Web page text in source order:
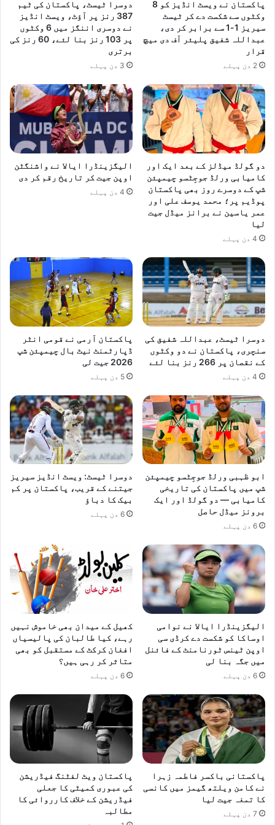
ٹ
ر
ا
ف
ی
پ
ہ
و
ن
ے
و
ل
ی
ش
ر
ت
ک
ے
ب
ا
ر
ے
م
ی
ں
گ
ا
ہ
ک
ی
پاکستان نے ویسٹ انڈیز کو 8
وکٹوں سے شکست دے کر ٹیسٹ
سیریز 1-1 سے برابر کر دی،
عبداللہ شفیق پلیئر آف دی میچ
قرار
2 دن پہلے
دوسرا ٹیسٹ، پاکستان کی ٹیم
387 رنز پر آؤٹ، ویسٹ انڈیز
نے دوسری اننگز میں 6 وکٹوں
پر 103 رنز بنا لئے، 60 رنز کی
برتری
3 دن پہلے
دو گولڈ میڈلز کے بعد ایک اور
کامیابی ورلڈ جوجِٹسو چیمپئن
شپ کے دوسرے روز بھی پاکستان
پوڈیم پر؛ محمد یوسف علی اور
عمر یاسین نے برانز میڈل جیت
لیا
4 دن پہلے
الیگزینڈرا ایالا نے واشنگٹن
اوپن جیت کر تاریخ رقم کر دی
4 دن پہلے
دوسرا ٹیسٹ، عبداللہ شفیق کی
سنچری، پاکستان نے دو وکٹوں
کے نقصان پر 266 رنز بنا لئے
4 دن پہلے
پاکستان آرمی نے قومی انٹر
ڈپارٹمنٹ نیٹ بال چیمپئن شپ
2026 جیت لی
5 دن پہلے
ابو ظہبی ورلڈ جوجِٹسو چیمپئن
شپ میں پاکستان کی تاریخی
کامیابی — دو گولڈ اور ایک
برونز میڈل حاصل
6 دن پہلے
دوسرا ٹیسٹ: ویسٹ انڈیز سیریز
جیتنے کے قریب، پاکستان پر کم
بیک کا دباؤ
6 دن پہلے
الیگزینڈرا ایالا نے نوامی
اوساکا کو شکست دے کرڈی سی
اوپن ٹینس ٹورنامنٹ کے فائنل
میں جگہ بنا لی
6 دن پہلے
کھیل کے میدان بھی خاموش نہیں
رہے، کیا طالبان کی پالیسیاں
افغان کرکٹ کے مستقبل کو بھی
متاثر کر رہی ہیں؟
6 دن پہلے
پاکستانی باکسر فاطمہ زہرا
نے کامن ویلتھ گیمز میں کانسی
کا تمغہ جیت لیا
7 دن پہلے
پاکستان ویٹ لفٹنگ فیڈریشن
کی عبوری کمیٹی کا جعلی
فیڈریشن کے خلاف کارروائی کا
مطالبہ